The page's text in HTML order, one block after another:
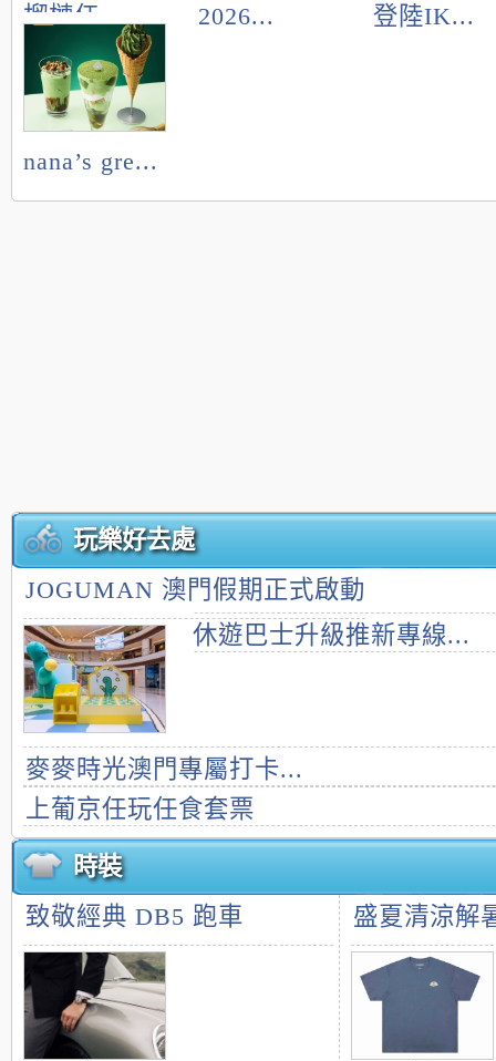
榴槤任... 2026... 登陸IK...
nana’s gre...
玩樂好去處
JOGUMAN 澳門假期正式啟動
休遊巴士升級推新專線...
麥麥時光澳門專屬打卡...
上葡京任玩任食套票
時裝
致敬經典 DB5 跑車
盛夏清涼解